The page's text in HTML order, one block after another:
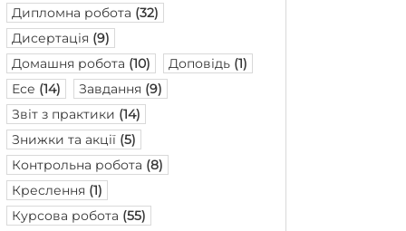
Дипломна робота (32)
Дисертація (9)
Домашня робота (10) Доповідь (1)
Есе (14) Завдання (9)
Звіт з практики (14)
Знижки та акції (5)
Контрольна робота (8)
Креслення (1)
Курсова робота (55)